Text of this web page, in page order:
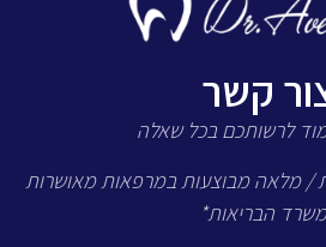
קשר
לרשותכם בכל שאלה
/ מלאה מבוצעות במרפאות מאושרות
הבריאות*